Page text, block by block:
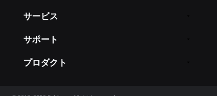
サービス
サポート
プロダクト